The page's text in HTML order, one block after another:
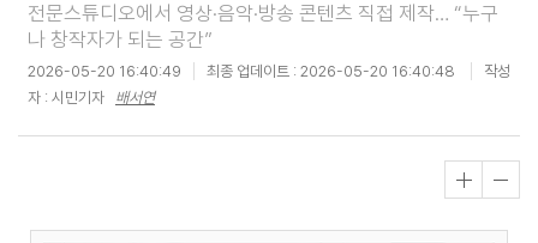
전문스튜디오에서 영상·음악·방송 콘텐츠 직접 제작… “누구
나 창작자가 되는 공간”
2026-05-20 16:40:49 최종 업데이트 : 2026-05-20 16:40:48
작성
자 : 시민기자 배서연